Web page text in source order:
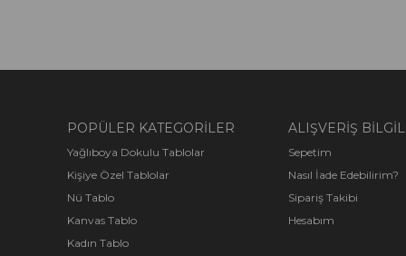
POPÜLER KATEGORİLER
Yağlıboya Dokulu Tablolar
Kişiye Özel Tablolar
Nü Tablo
Kanvas Tablo
Kadın Tablo
ALIŞVERİŞ
Sepetim
Nasıl İade Edebilirim?
Sipariş Takibi
Hesabım